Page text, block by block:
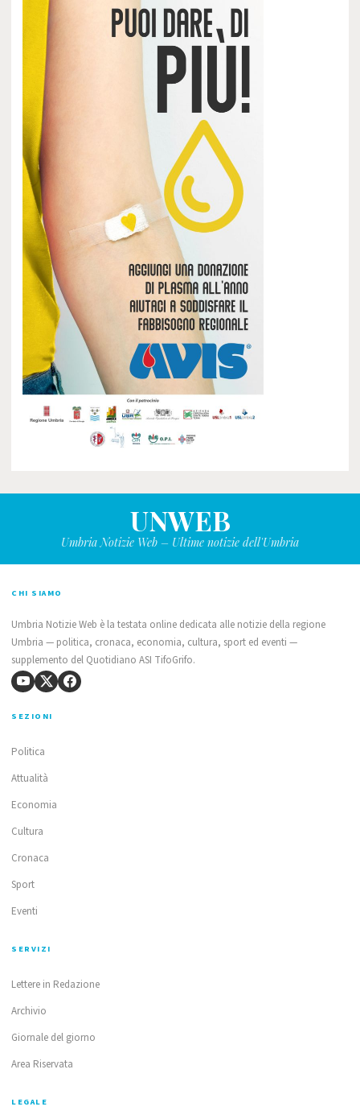
UNWEB
Umbria Notizie Web – Ultime notizie dell'Umbria
CHI SIAMO
Umbria Notizie Web è la testata online dedicata alle notizie della regione
Umbria — politica, cronaca, economia, cultura, sport ed eventi —
supplemento del Quotidiano ASI TifoGrifo.
SEZIONI
Politica
Attualità
Economia
Cultura
Cronaca
Sport
Eventi
SERVIZI
Lettere in Redazione
Archivio
Giornale del giorno
Area Riservata
LEGALE